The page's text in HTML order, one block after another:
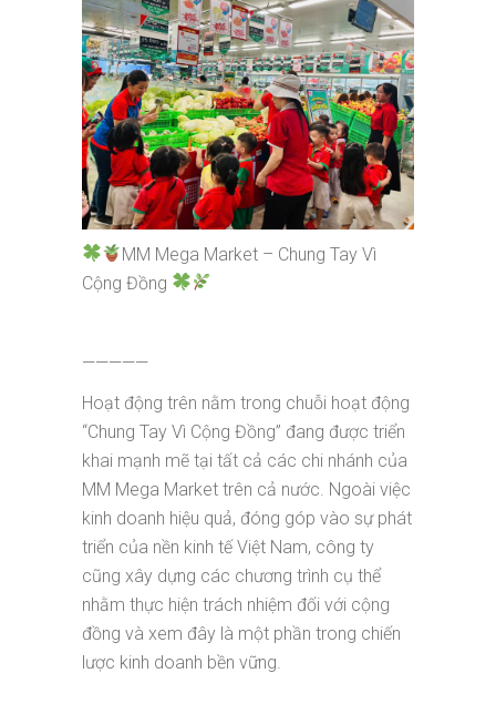
MM Mega Market – Chung Tay Vì
Cộng Đồng
—————
Hoạt động trên nằm trong chuỗi hoạt động
“Chung Tay Vì Cộng Đồng” đang được triển
khai mạnh mẽ tại tất cả các chi nhánh của
MM Mega Market trên cả nước. Ngoài việc
kinh doanh hiệu quả, đóng góp vào sự phát
triển của nền kinh tế Việt Nam, công ty
cũng xây dựng các chương trình cụ thể
nhằm thực hiện trách nhiệm đối với cộng
đồng và xem đây là một phần trong chiến
lược kinh doanh bền vững.